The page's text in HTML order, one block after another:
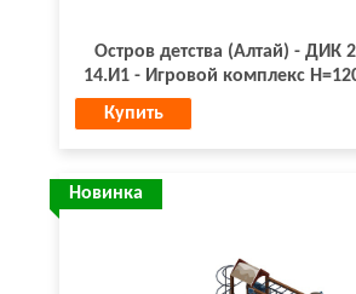
Остров детства (Алтай) - ДИК
14.И1 - Игровой комплекс
Купить
Новинка